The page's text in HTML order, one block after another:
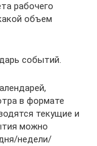
рабочего
объем
событий.
в формате
текущие и
можно
недели/